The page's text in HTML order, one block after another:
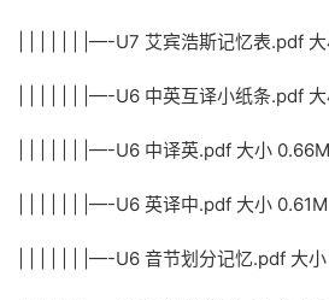
| | | | | | |—-U7 艾宾浩斯记忆表.pdf
| | | | | | |—-U6 中英互译小纸条.pdf
| | | | | | |—-U6 中译英.pdf 大小 0.66M
| | | | | | |—-U6 英译中.pdf 大小 0.61M
| | | | | | |—-U6 音节划分记忆.pdf 大